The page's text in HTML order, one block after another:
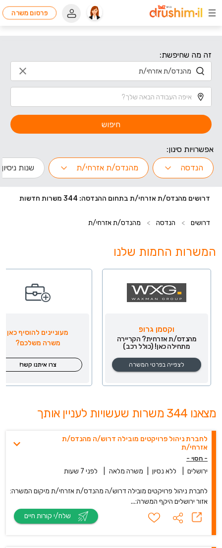
פרסום משרה
זה מה שחיפשת:
חיפוש
אפשרויות סינון:
הנדסה
מהנדס/ת אזרחי/ת שנות ניסיון
דרושים מהנדס/ת אזרחי/ת בתחום ההנדסה: 344 משרות חדשות
דרושים > הנדסה > מהנדס/ת אזרחי/ת
המשרות החמות שלנו
וקסמן גרופ
מהנדס/ת אזרחית? הקריירה
מתחילה כאן! (כולל רכב)
לצפייה בפרטי המשרה
מעוניינים להוסיף כאן
משרה משלכם?
צרו איתנו קשר!
מצאנו 344 משרות שעשויות לעניין אותך
לחברת ניהול פרויקטים מובילה דרוש/ה מהנדס/ת
אזרחי/ת
- חסוי -
ירושלים ללא נסיון משרה מלאה לפני 7 שעות
לחברת ניהול פרויקטים מובילה דרוש/ה מהנדס/ת אזרחי/ת מיקום המשרה:
אזור ירושלים היקף המשרה:...